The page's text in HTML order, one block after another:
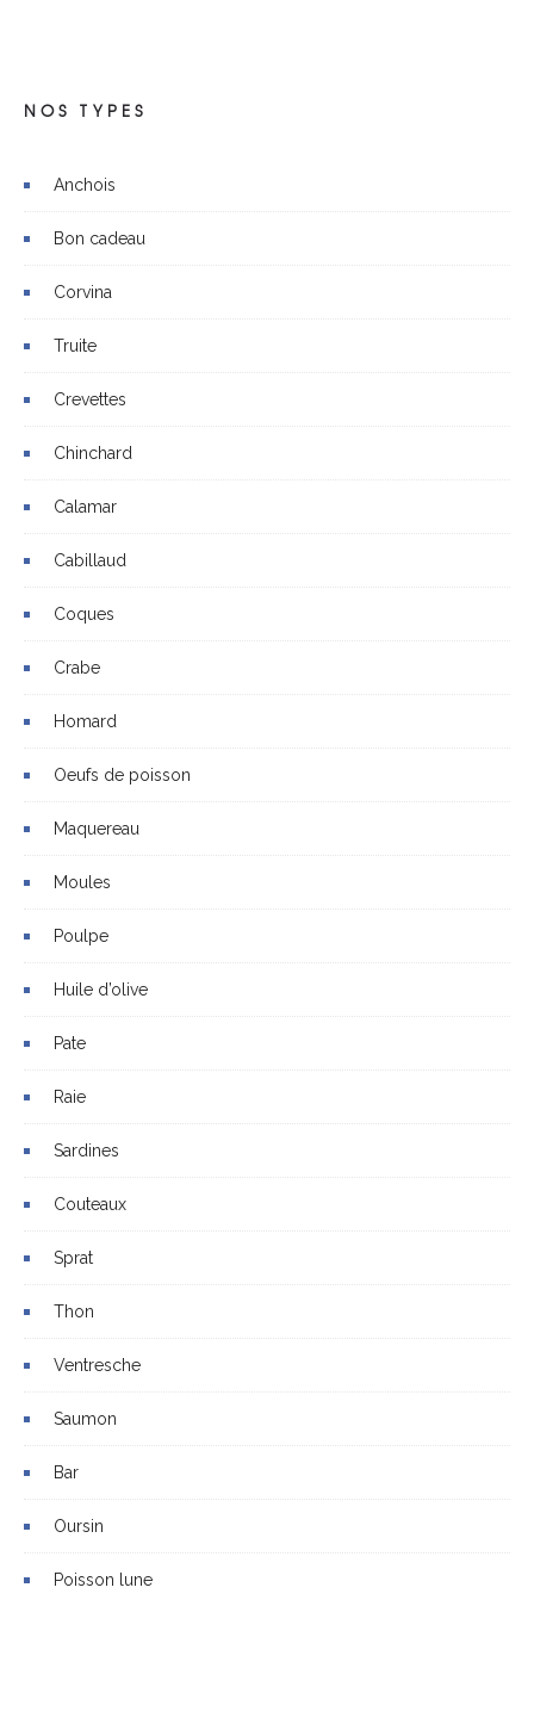
NOS TYPES
Anchois
Bon cadeau
Corvina
Truite
Crevettes
Chinchard
Calamar
Cabillaud
Coques
Crabe
Homard
Oeufs de poisson
Maquereau
Moules
Poulpe
Huile d’olive
Pate
Raie
Sardines
Couteaux
Sprat
Thon
Ventresche
Saumon
Bar
Oursin
Poisson lune